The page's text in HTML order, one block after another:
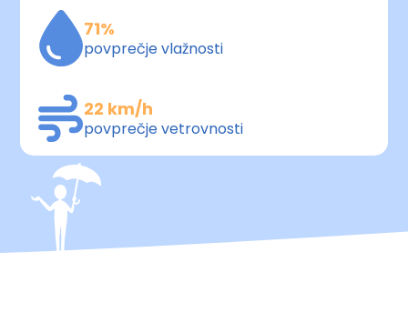
71%
povprečje vlažnosti
22 km/h
povprečje vetrovnosti